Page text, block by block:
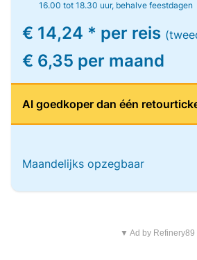
16.00 tot 18.30 uur, behalve feestdagen
€ 14,24 * per reis
€ 6,35 per maand
Al goedkoper dan één
Maandelijks opzegbaar
▼ Ad by Refinery89